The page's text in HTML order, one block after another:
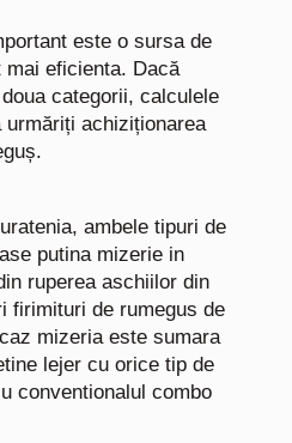
este o sursa de
eficienta. Dacă
categorii, calculele
achiziționarea
ambele tipuri de
putina mizerie in
ruperea aschiilor din
firimituri de rumegus de
mizeria este sumara
lejer cu orice tip de
conventionalul combo